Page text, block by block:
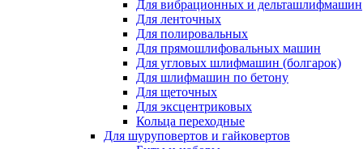
Для вибрационных и дельташлифмашин
Для ленточных
Для полировальных
Для прямошлифовальных машин
Для угловых шлифмашин (болгарок)
Для шлифмашин по бетону
Для щеточных
Для эксцентриковых
Кольца переходные
Для шуруповертов и гайковертов